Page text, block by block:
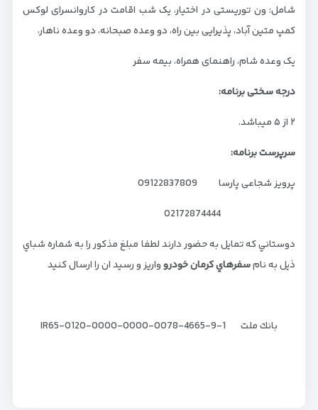
شامل: ون توریستی در اختیار، یک شب اقامت در کاروانسرای لوکس
کمپ متین آباد، پذیرایی بین راه، دو وعده صبحانه، دو وعده ناهار،
یک وعده شام، راهنمای همراه، بیمه سفر
درجه سختی برنامه:
۲ از ۵ میباشد.
سرپرست برنامه:
پرویز شجاعی پارسا 09122837809
دوستاني كه تمايل به حضور دارند لطفا مبلغ مذكور را به شماره شباي
ذيل به نامسفرهاي كرمان خودروواريز و رسيد ان را ارسال كنيد
بانك ملت IR65-0120-0000-0000-0078-4665-9-1